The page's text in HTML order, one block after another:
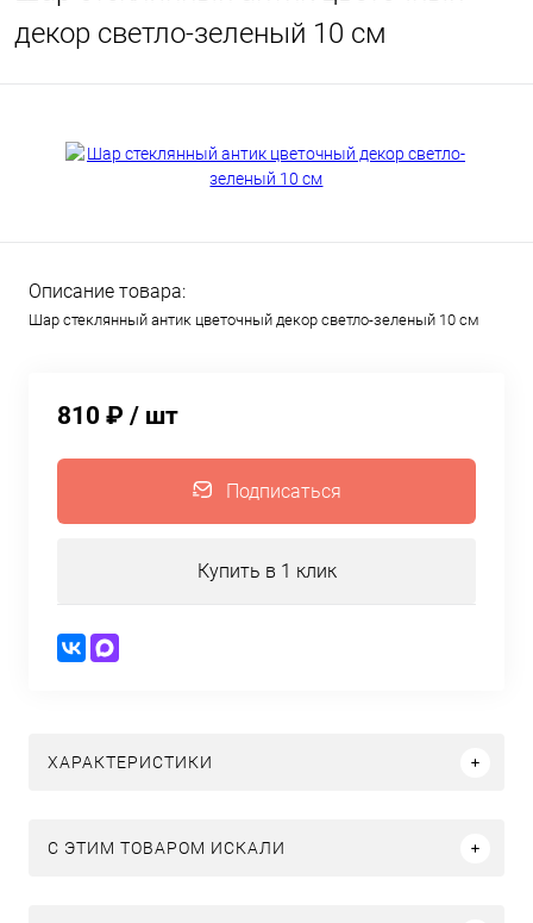
декор светло-зеленый 10 см
Описание товара:
Шар стеклянный антик цветочный декор светло-зеленый 10 см
810 ₽ / шт
Подписаться
Купить в 1 клик
ХАРАКТЕРИСТИКИ
C ЭТИМ ТОВАРОМ ИСКАЛИ